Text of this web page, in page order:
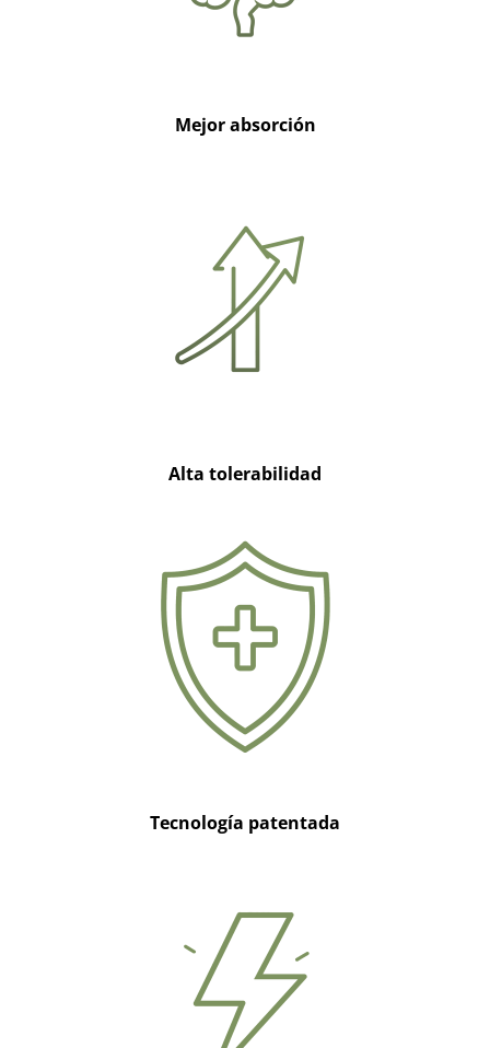
Mejor absorción
Alta tolerabilidad
Tecnología patentada